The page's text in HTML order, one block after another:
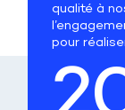
qualité à
pour